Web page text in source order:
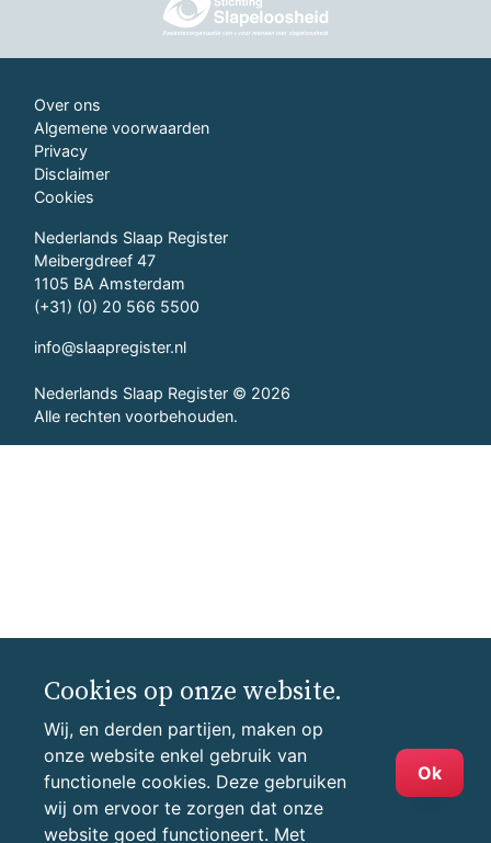
Over ons
Algemene voorwaarden
Privacy
Disclaimer
Cookies
Nederlands Slaap Register
Meibergdreef 47
1105 BA Amsterdam
(+31) (0) 20 566 5500
info@slaapregister.nl
Nederlands Slaap Register © 2026
Alle rechten voorbehouden.
Cookies op onze website.
Wij, en derden partijen, maken op
onze website enkel gebruik van
functionele cookies. Deze gebruiken
wij om ervoor te zorgen dat onze
website goed functioneert. Met
Ok